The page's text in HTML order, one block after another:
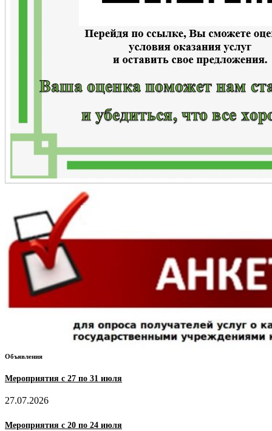
Объявления
Мероприятия с 27 по 31 июля
27.07.2026
Мероприятия с 20 по 24 июля